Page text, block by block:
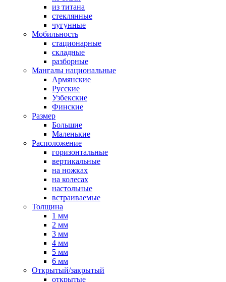
из титана
стеклянные
чугунные
Мобильность
стационарные
складные
разборные
Мангалы национальные
Армянские
Русские
Узбекские
Финские
Размер
Большие
Маленькие
Расположение
горизонтальные
вертикальные
на ножках
на колесах
настольные
встраиваемые
Толщина
1 мм
2 мм
3 мм
4 мм
5 мм
6 мм
Открытый/закрытый
открытые